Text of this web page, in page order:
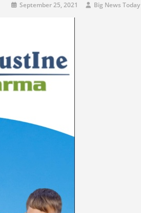
September 25, 2021 Big News Today